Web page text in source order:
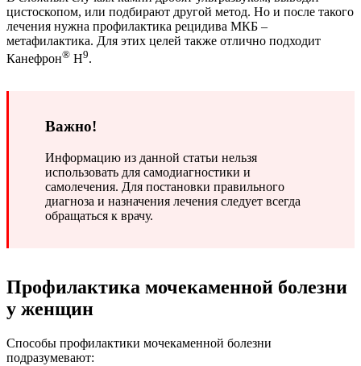
цистоскопом, или подбирают другой метод. Но и после такого
лечения нужна профилактика рецидива МКБ –
метафилактика. Для этих целей также отлично подходит
Канефрон® Н9.
Важно!
Информацию из данной статьи нельзя
использовать для самодиагностики и
самолечения. Для постановки правильного
диагноза и назначения лечения следует всегда
обращаться к врачу.
Профилактика мочекаменной болезни
у женщин
Способы профилактики мочекаменной болезни
подразумевают: